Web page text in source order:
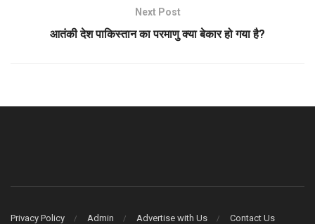
Next Post
आतंकी देश पाकिस्तान का परमाणु क्या बेकार हो गया है?
Privacy Policy Admin Advertise with Us Contact Us